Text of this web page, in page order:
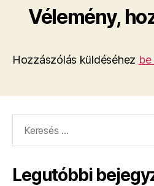
Vélemény,
Hozzászólás küldéséhez
Legutóbbi